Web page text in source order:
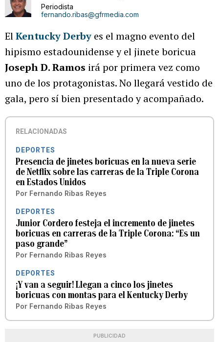
Periodista
fernando.ribas@gfrmedia.com
ElKentucky Derby es el magno evento del
hipismo estadounidense y el jinete boricua
Joseph D. Ramos irá por primera vez como
uno de los protagonistas. No llegará vestido de
gala, pero sí bien presentado y acompañado.
RELACIONADAS
DEPORTES
Presencia de jinetes boricuas en la nueva serie
de Netflix sobre las carreras de la Triple Corona
en Estados Unidos
Por Fernando Ribas Reyes
DEPORTES
Junior Cordero festeja el incremento de jinetes
boricuas en carreras de la Triple Corona: “Es un
paso grande”
Por Fernando Ribas Reyes
DEPORTES
¡Y van a seguir! Llegan a cinco los jinetes
boricuas con montas para el Kentucky Derby
Por Fernando Ribas Reyes
PUBLICIDAD